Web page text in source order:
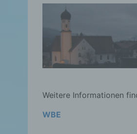
Weitere Informationen
WBE